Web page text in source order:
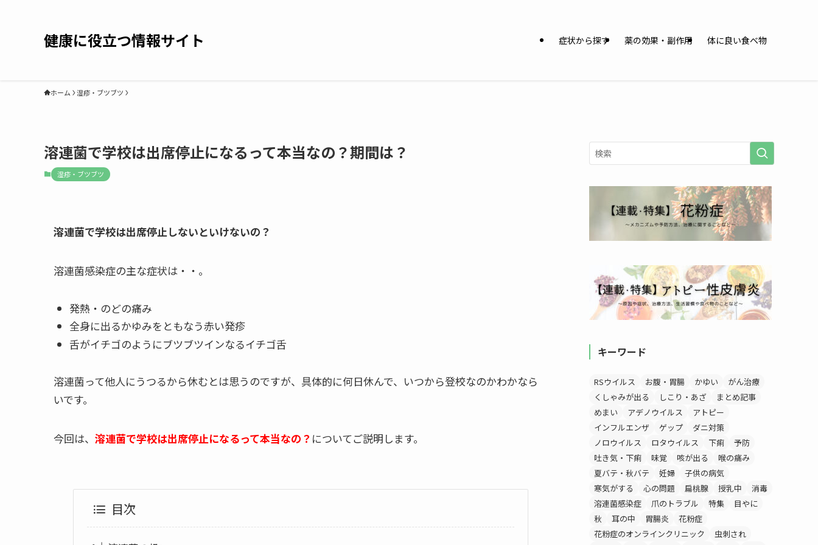
健康に役立つ情報サイト 症状から探す 薬の効果・副作用 体に良い食べ物
ホーム 湿疹・ブツブツ
溶連菌で学校は出席停止になるって本当なの？期間は？
湿疹・ブツブツ
溶連菌で学校は出席停止しないといけないの？
溶連菌感染症の主な症状は・・。
発熱・のどの痛み
全身に出るかゆみをともなう赤い発疹
舌がイチゴのようにブツブツインなるイチゴ舌
溶連菌って他人にうつるから休むとは思うのですが、具体的に何日休んで、いつから登校なのかわかなら
いです。
今回は、 溶連菌で学校は出席停止になるって本当なの？ についてご説明します。
目次
キーワード
RSウイルス お腹・胃腸 かゆい
がん治療
くしゃみが出る
しこり・あざ
まとめ記事
めまい
アデノウイルス
アトピー
インフルエンザ
ゲップ
ダニ対策
ノロウイルス
ロタウイルス 下痢
予防
吐き気・下痢
味覚 咳が出る
喉の痛み
夏バテ・秋バテ
妊婦
子供の病気
寒気がする
心の問題 扁桃腺 授乳中
消毒
溶連菌感染症
爪のトラブル 特集
目やに
秋
耳の中 胃腸炎
花粉症
花粉症のオンラインクリニック
虫刺され